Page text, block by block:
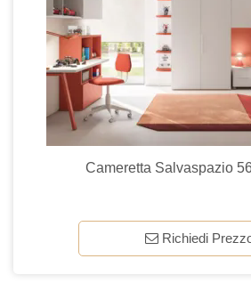
Cameretta Salvaspazio
Richiedi